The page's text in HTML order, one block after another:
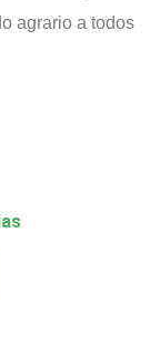
agrario a todos